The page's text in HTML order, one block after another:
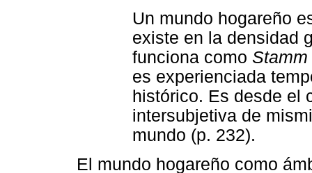
Un mundo hogareño
existe en la densidad
funciona como Stamm
es experienciada
histórico. Es desde el
intersubjetiva de
mundo (p. 232).
El mundo hogareño como